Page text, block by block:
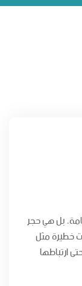
بل هي حجر
خطيرة مثل
ارتباطها